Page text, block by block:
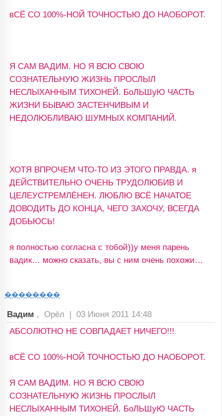
вСЁ СО 100%-НОЙ ТОЧНОСТЬЮ ДО НАОБОРОТ.
Я САМ ВАДИМ. НО Я ВСЮ СВОЮ
СОЗНАТЕЛЬНУЮ ЖИЗНЬ ПРОСЛЫЛ
НЕСЛЫХАННЫМ ТИХОНЕЙ. БоЛЬШуЮ ЧАСТЬ
ЖИЗНИ БЫВАЮ ЗАСТЕНЧИВЫМ И
НЕДОЛЮБЛИВАЮ ШУМНЫХ КОМПАНИЙ.
ХОТЯ ВПРОЧЕМ ЧТО-ТО ИЗ ЭТОГО ПРАВДА. я
ДЕЙСТВИТЕЛЬНО ОЧЕНЬ ТРУДОЛЮБИВ И
ЦЕЛЕУСТРЕМЛЁНЕН. ЛЮБЛЮ ВСЁ НАЧАТОЕ
ДОВОДИТЬ ДО КОНЦА, ЧЕГО ЗАХОЧУ, ВСЕГДА
ДОБЬЮСЬ!
я полностью согласна с тобой))у меня парень
вадик… можно сказать, вы с ним очень похожи…
��������
Вадим , Орёл | 03 Июня 2011 14:48
АБСОЛЮТНО НЕ СОВПАДАЕТ НИЧЕГО!!!
вСЁ СО 100%-НОЙ ТОЧНОСТЬЮ ДО НАОБОРОТ.
Я САМ ВАДИМ. НО Я ВСЮ СВОЮ
СОЗНАТЕЛЬНУЮ ЖИЗНЬ ПРОСЛЫЛ
НЕСЛЫХАННЫМ ТИХОНЕЙ. БоЛЬШуЮ ЧАСТЬ